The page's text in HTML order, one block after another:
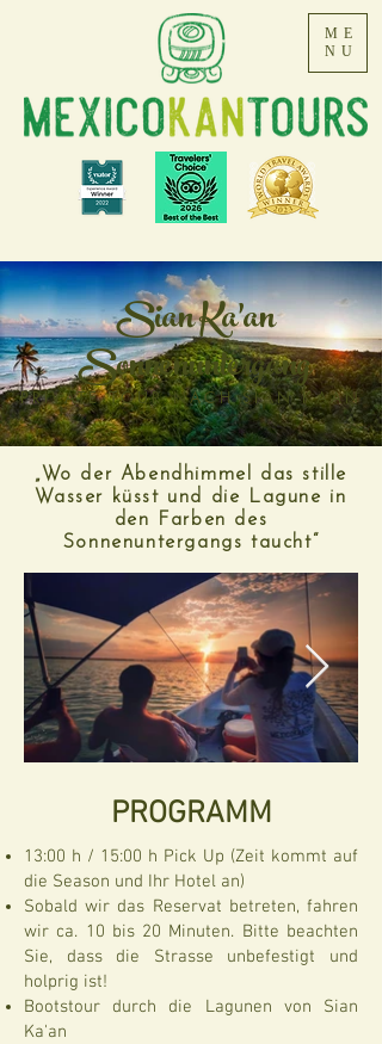
ME
NU
Sian Ka'an
Sonnenuntergang
PRIVATE TOUR NACH SIAN KAAN
„Wo der Abendhimmel das stille
Wasser küsst und die Lagune in
den Farben des
Sonnenuntergangs taucht“
PROGRAMM
13:00 h / 15:00 h Pick Up (Zeit kommt auf
die Season und Ihr Hotel an)
Sobald wir das Reservat betreten, fahren
wir ca. 10 bis 20 Minuten. Bitte beachten
Sie, dass die Strasse unbefestigt und
holprig ist!
Bootstour durch die Lagunen von Sian
Ka'an